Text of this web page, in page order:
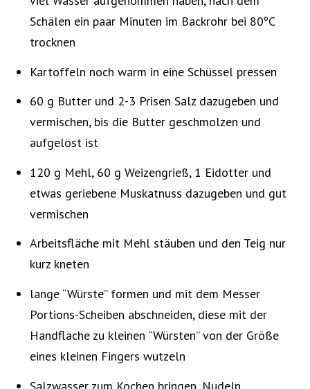
Schälen ein paar Minuten im Backrohr bei 80ºC
trocknen
Kartoffeln noch warm in eine Schüssel pressen
60 g Butter und 2-3 Prisen Salz dazugeben und
vermischen, bis die Butter geschmolzen und
aufgelöst ist
120 g Mehl, 60 g Weizengrieß, 1 Eidotter und
etwas geriebene Muskatnuss dazugeben und gut
vermischen
Arbeitsfläche mit Mehl stäuben und den Teig nur
kurz kneten
lange “Würste” formen und mit dem Messer
Portions-Scheiben abschneiden, diese mit der
Handfläche zu kleinen “Würsten” von der Größe
eines kleinen Fingers wutzeln
Salzwasser zum Kochen bringen, Nudeln